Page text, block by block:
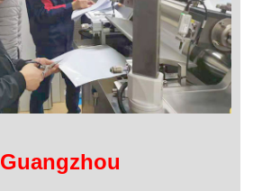
Guangzhou